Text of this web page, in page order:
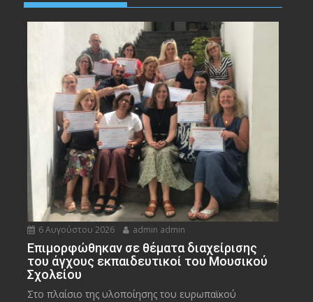
6 Αυγούστου 2026 admin admin
Eπιμορφώθηκαν σε θέματα διαχείρισης
του άγχους εκπαιδευτικοί του Μουσικού
Σχολείου
Στο πλαίσιο της υλοποίησης του ευρωπαϊκού